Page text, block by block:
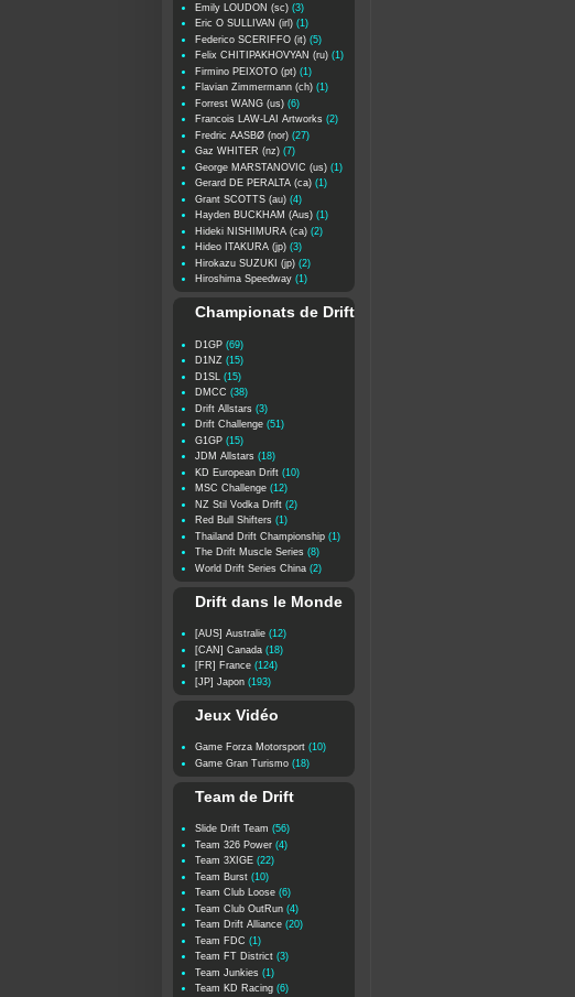
Emily LOUDON (sc) (3)
Eric O SULLIVAN (irl) (1)
Federico SCERIFFO (it) (5)
Felix CHITIPAKHOVYAN (ru) (1)
Firmino PEIXOTO (pt) (1)
Flavian Zimmermann (ch) (1)
Forrest WANG (us) (6)
Francois LAW-LAI Artworks (2)
Fredric AASBØ (nor) (27)
Gaz WHITER (nz) (7)
George MARSTANOVIC (us) (1)
Gerard DE PERALTA (ca) (1)
Grant SCOTTS (au) (4)
Hayden BUCKHAM (Aus) (1)
Hideki NISHIMURA (ca) (2)
Hideo ITAKURA (jp) (3)
Hirokazu SUZUKI (jp) (2)
Hiroshima Speedway (1)
Championats de Drift
D1GP (69)
D1NZ (15)
D1SL
(15)
DMCC (38)
Drift Allstars (3)
Drift Challenge (51)
G1GP (15)
JDM Allstars (18)
KD European Drift (10)
MSC Challenge (12)
NZ Stil Vodka Drift (2)
Red Bull Shifters (1)
Thailand Drift Championship (1)
The Drift Muscle Series (8)
World Drift Series China (2)
Drift dans le Monde
[AUS] Australie (12)
[CAN] Canada (18)
[FR] France (124)
[JP] Japon (193)
Jeux Vidéo
Game Forza Motorsport (10)
Game Gran Turismo (18)
Team de Drift
Slide Drift Team (56)
Team 326 Power (4)
Team 3XIGE (22)
Team Burst (10)
Team Club Loose (6)
Team Club OutRun (4)
Team Drift Alliance (20)
Team FDC (1)
Team FT District (3)
Team Junkies (1)
Team KD Racing (6)